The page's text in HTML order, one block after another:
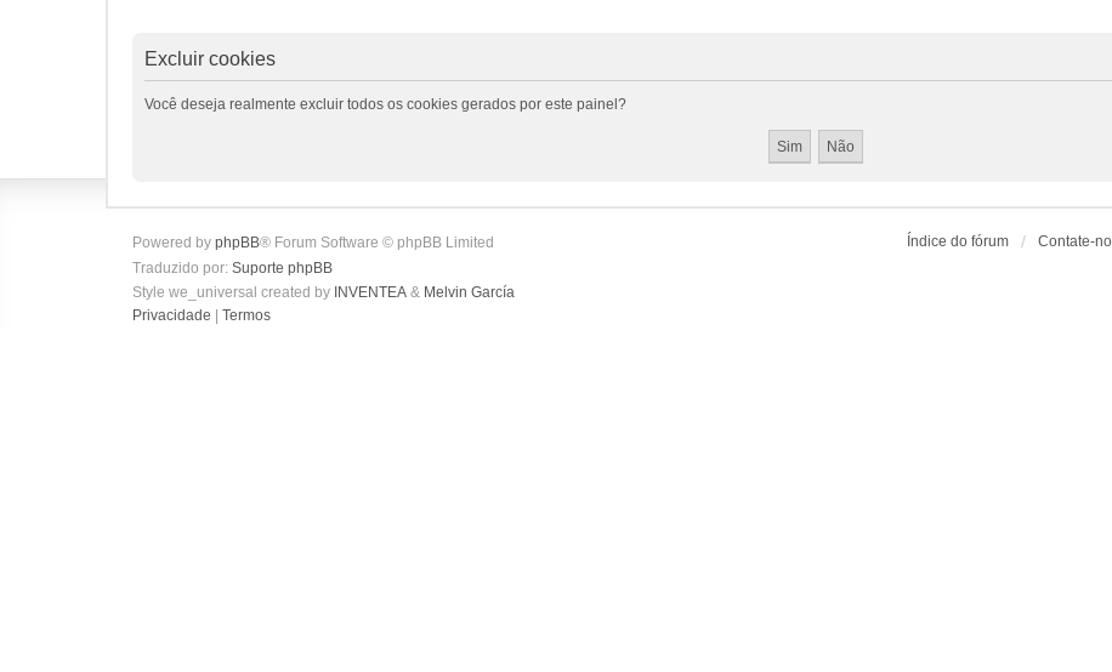
Excluir cookies
Você deseja realmente excluir todos os cookies gerados por este painel?
Índice do fórum Contate-
Powered by phpBB® Forum Software © phpBB Limited
Traduzido por: Suporte phpBB
Style we_universal created by INVENTEA & Melvin García
Privacidade
Termos